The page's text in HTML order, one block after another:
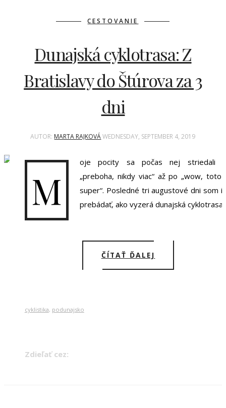
CESTOVANIE
Dunajská cyklotrasa: Z
Bratislavy do Štúrova za 3
dni
AUTOR: MARTA RAJKOVÁ WEDNESDAY, SEPTEMBER 4, 2019
M
oje pocity sa počas nej striedali
„preboha, nikdy viac“ až po „wow, toto
super“. Posledné tri augustové dni som
prebádať, ako vyzerá dunajská
ČÍTAŤ ĎALEJ
cyklistika, podunajsko
Zdieľať cez: